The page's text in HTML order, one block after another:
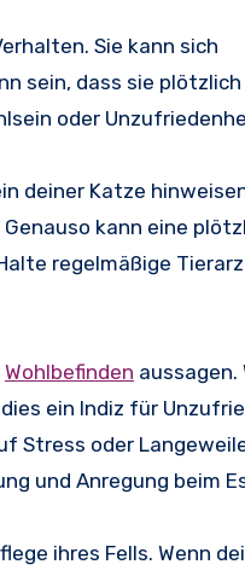
Sie kann sich
sein, dass sie plötzlich
oder
deiner Katze
kann eine
regelmäßige
Wohlbefinden aussagen.
ein Indiz für
Stress oder
und Anregung beim
ihres Fells. Wenn